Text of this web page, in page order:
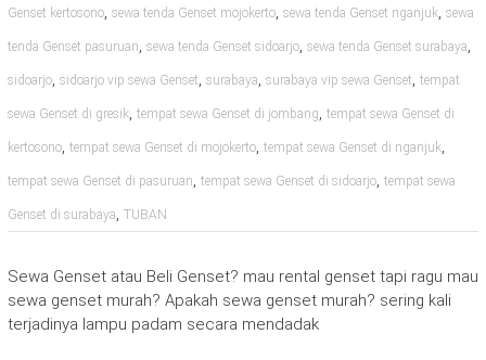
Genset kertosono, sewa tenda Genset mojokerto, sewa tenda Genset nganjuk, sewa
tenda Genset pasuruan, sewa tenda Genset sidoarjo, sewa tenda Genset surabaya,
sidoarjo, sidoarjo vip sewa Genset, surabaya, surabaya vip sewa Genset, tempat
sewa Genset di gresik, tempat sewa Genset di jombang, tempat sewa Genset di
kertosono, tempat sewa Genset di mojokerto, tempat sewa Genset di nganjuk,
tempat sewa Genset di pasuruan, tempat sewa Genset di sidoarjo, tempat sewa
Genset di surabaya, TUBAN
Sewa Genset atau Beli Genset? mau rental genset tapi ragu mau
sewa genset murah? Apakah sewa genset murah? sering kali
terjadinya lampu padam secara mendadak